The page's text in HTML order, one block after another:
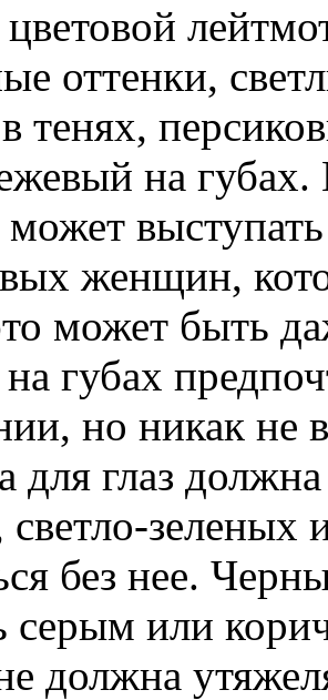
оттенки,
тенях,
на
женщин,
может быть
губах
но никак не
для глаз
зеленых
без нее.
серым или
должна